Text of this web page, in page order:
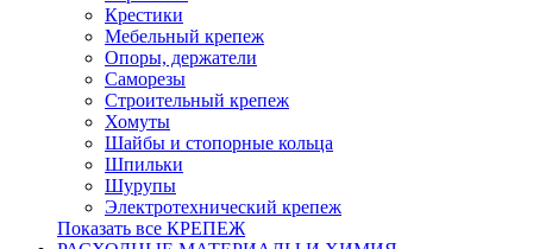
Крестики
Мебельный крепеж
Опоры, держатели
Саморезы
Строительный крепеж
Хомуты
Шайбы и стопорные кольца
Шпильки
Шурупы
Электротехнический крепеж
Показать все КРЕПЕЖ